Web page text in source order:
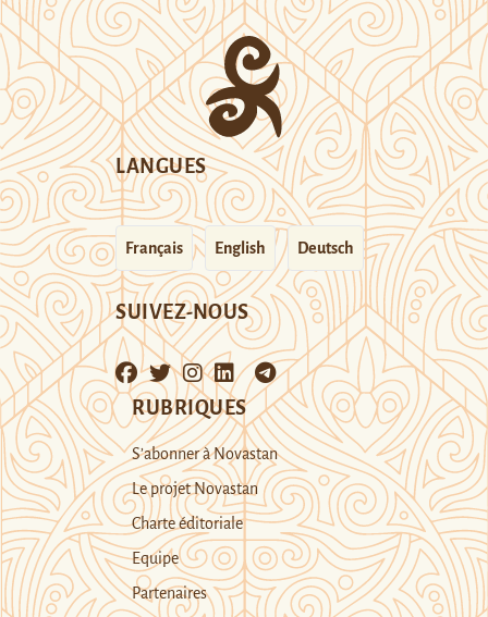
LANGUES
Français English Deutsch
SUIVEZ-NOUS
RUBRIQUES
S’abonner à Novastan
Le projet Novastan
Charte éditoriale
Equipe
Partenaires